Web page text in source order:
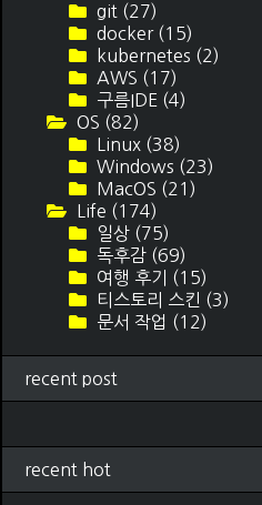
git (27)
docker (15)
kubernetes (2)
AWS (17)
구름IDE (4)
OS (82)
Linux (38)
Windows (23)
MacOS (21)
Life (174)
일상 (75)
독후감 (69)
여행 후기 (15)
티스토리 스킨 (3)
문서 작업 (12)
recent post
recent hot